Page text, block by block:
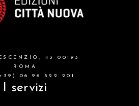
43 00193
ROMA
06 96 522 201
I servizi